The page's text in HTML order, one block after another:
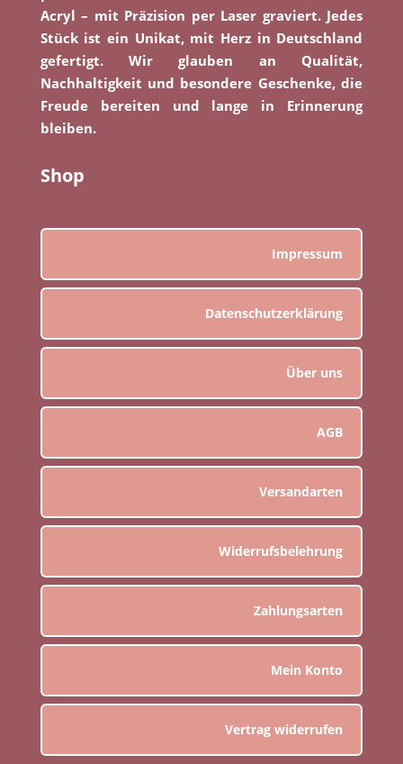
Acryl – mit Präzision per Laser graviert. Jedes
Stück ist ein Unikat, mit Herz in Deutschland
gefertigt. Wir glauben an Qualität,
Nachhaltigkeit und besondere Geschenke, die
Freude bereiten und lange in Erinnerung
bleiben.
Shop
Impressum
Datenschutzerklärung
Über uns
AGB
Versandarten
Widerrufsbelehrung
Zahlungsarten
Mein Konto
Vertrag widerrufen